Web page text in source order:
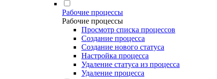
Рабочие процессы
Рабочие процессы
Просмотр списка процессов
Создание процесса
Создание нового статуса
Настройка процесса
Удаление статуса из процесса
Удаление процесса